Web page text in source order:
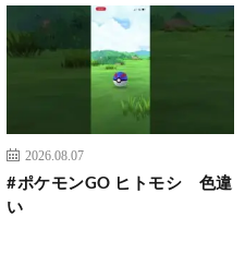
2026.08.07
#ポケモンGO ヒトモシ 色違
い